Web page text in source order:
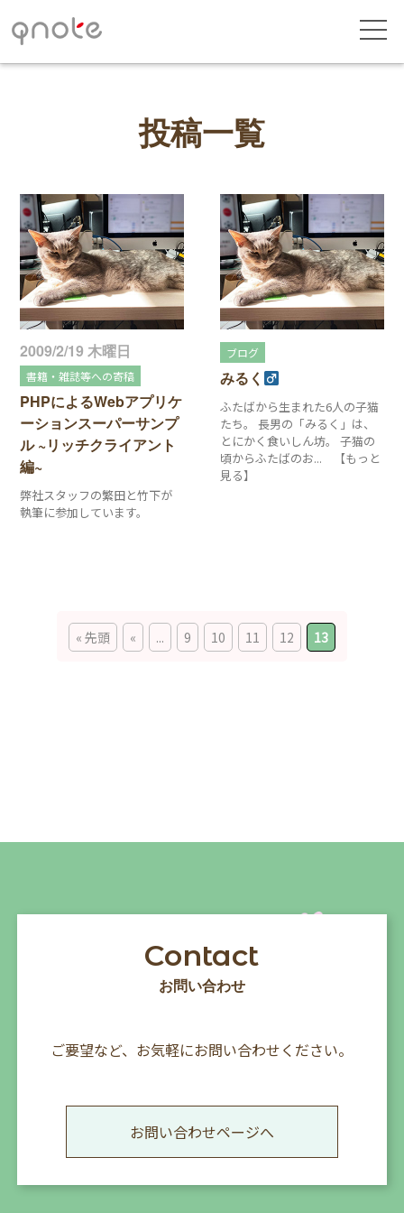
投稿一覧
2009/2/19 木曜日
書籍・雑誌等への寄稿
PHPによるWebアプリケ
ーションスーパーサンプ
ル ~リッチクライアント
編~
弊社スタッフの繁田と竹下が
執筆に参加しています。
ブログ
みるく
ふたばから生まれた6人の子猫
たち。 長男の「みるく」は、
とにかく食いしん坊。 子猫の
頃からふたばのお... 【もっと
見る】
« 先頭 « ... 9 10 11 12 13
Contact
お問い合わせ
ご要望など、お気軽にお問い合わせください。
お問い合わせページへ